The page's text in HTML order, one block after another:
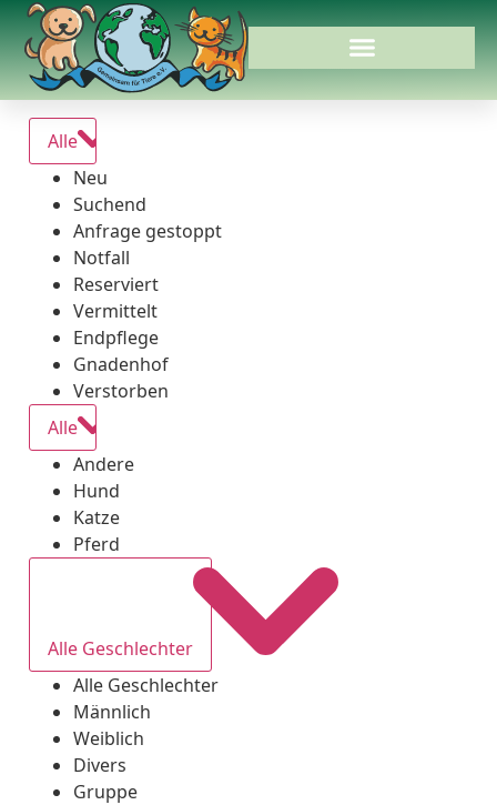
Alle
Neu
Suchend
Anfrage gestoppt
Notfall
Reserviert
Vermittelt
Endpflege
Gnadenhof
Verstorben
Alle
Andere
Hund
Katze
Pferd
Alle Geschlechter
Alle Geschlechter
Männlich
Weiblich
Divers
Gruppe